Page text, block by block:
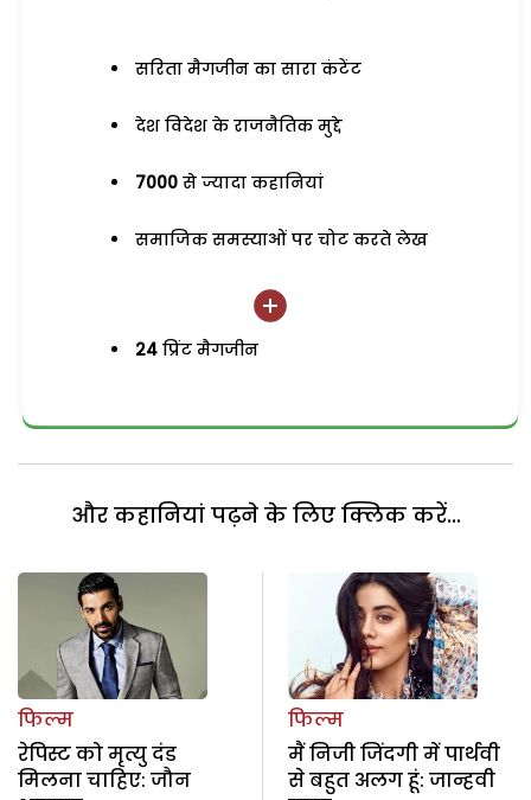
सरिता मैगजीन का सारा कंटेंट
देश विदेश के राजनैतिक मुद्दे
7000 से ज्यादा कहानियां
समाजिक समस्याओं पर चोट करते लेख
24 प्रिंट मैगजीन
और कहानियां पढ़ने के लिए क्लिक करें...
फिल्म
रेपिस्ट को मृत्यु दंड
मिलना चाहिए: जौन
फिल्म
मैं निजी जिंदगी में पार्थवी
से बहुत अलग हूं: जान्हवी